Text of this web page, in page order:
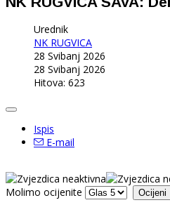
Urednik
NK RUGVICA
28 Svibanj 2026
28 Svibanj 2026
Hitova: 623
Ispis
E-mail
Molimo ocijenite